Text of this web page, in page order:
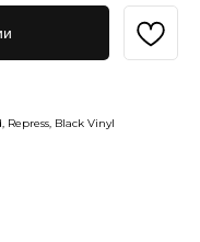
Black Vinyl